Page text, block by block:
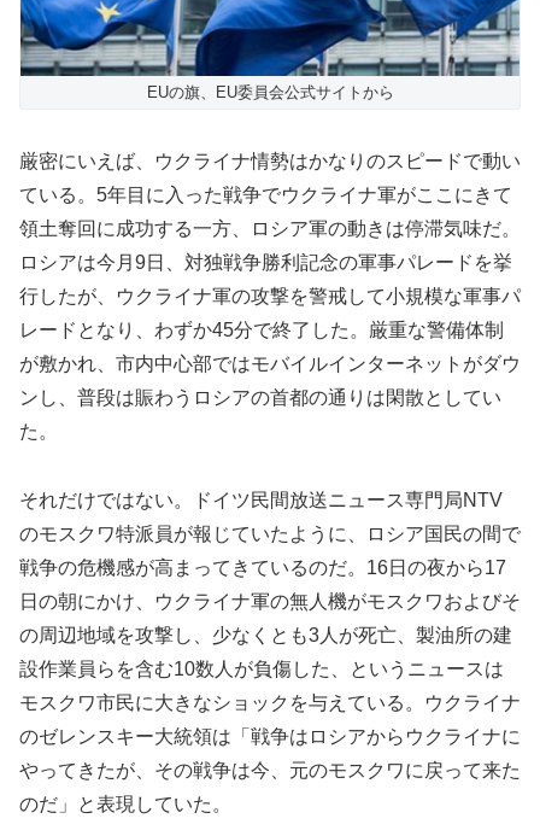
EUの旗、EU委員会公式サイトから
厳密にいえば、ウクライナ情勢はかなりのスピードで動い
ている。5年目に入った戦争でウクライナ軍がここにきて
領土奪回に成功する一方、ロシア軍の動きは停滞気味だ。
ロシアは今月9日、対独戦争勝利記念の軍事パレードを挙
行したが、ウクライナ軍の攻撃を警戒して小規模な軍事パ
レードとなり、わずか45分で終了した。厳重な警備体制
が敷かれ、市内中心部ではモバイルインターネットがダウ
ンし、普段は賑わうロシアの首都の通りは閑散としてい
た。
それだけではない。ドイツ民間放送ニュース専門局NTV
のモスクワ特派員が報じていたように、ロシア国民の間で
戦争の危機感が高まってきているのだ。16日の夜から17
日の朝にかけ、ウクライナ軍の無人機がモスクワおよびそ
の周辺地域を攻撃し、少なくとも3人が死亡、製油所の建
設作業員らを含む10数人が負傷した、というニュースは
モスクワ市民に大きなショックを与えている。ウクライナ
のゼレンスキー大統領は「戦争はロシアからウクライナに
やってきたが、その戦争は今、元のモスクワに戻って来た
のだ」と表現していた。